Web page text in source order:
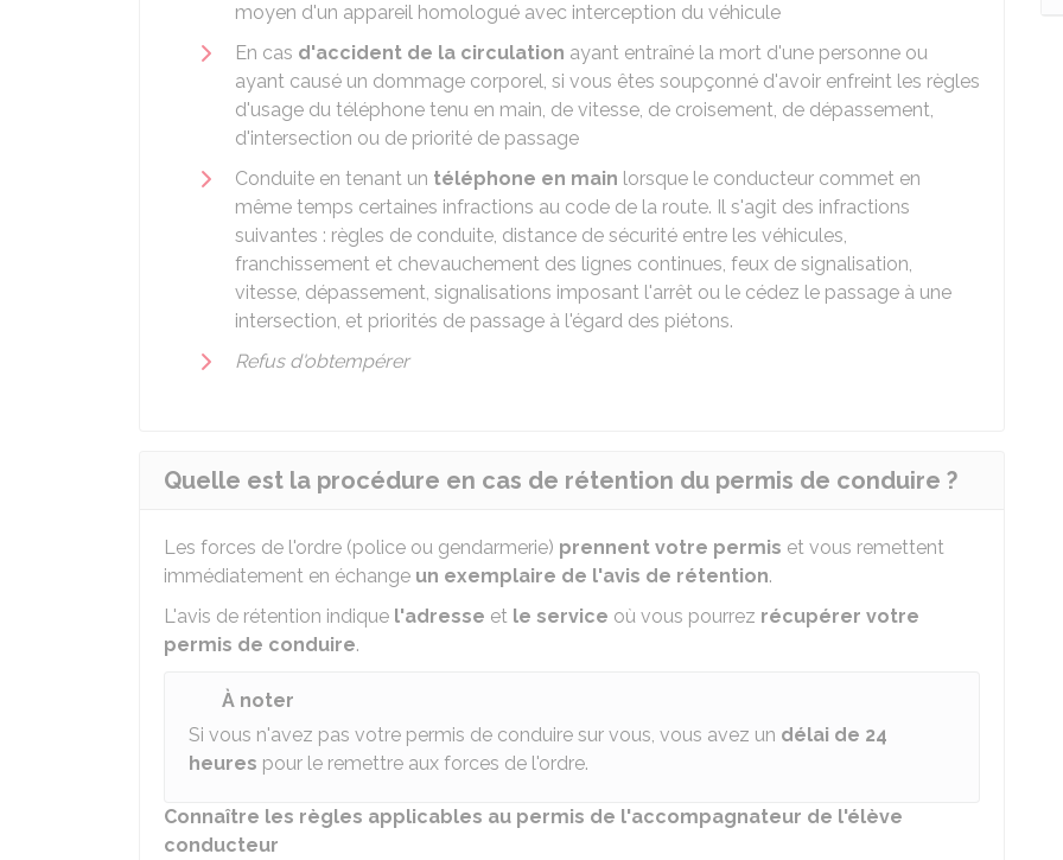
moyen d'un appareil homologué avec interception du véhicule
En cas d'accident de la circulation ayant entraîné la mort d'une personne ou
ayant causé un dommage corporel, si vous êtes soupçonné d'avoir enfreint les règles
d'usage du téléphone tenu en main, de vitesse, de croisement, de dépassement,
d'intersection ou de priorité de passage
Conduite en tenant un téléphone en main lorsque le conducteur commet en
même temps certaines infractions au code de la route. Il s'agit des infractions
suivantes : règles de conduite, distance de sécurité entre les véhicules,
franchissement et chevauchement des lignes continues, feux de signalisation,
vitesse, dépassement, signalisations imposant l'arrêt ou le cédez le passage à une
intersection, et priorités de passage à l'égard des piétons.
Refus d'obtempérer
Quelle est la procédure en cas de rétention du permis de conduire ?
Les forces de l'ordre (police ou gendarmerie) prennent votre permis et vous remettent
immédiatement en échange un exemplaire de l'avis de rétention.
L'avis de rétention indique l'adresse et le service où vous pourrez récupérer votre
permis de conduire.
À noter
Si vous n'avez pas votre permis de conduire sur vous, vous avez un délai de 24
heures pour le remettre aux forces de l'ordre.
Connaître les règles applicables au permis de l'accompagnateur de l'élève
conducteur